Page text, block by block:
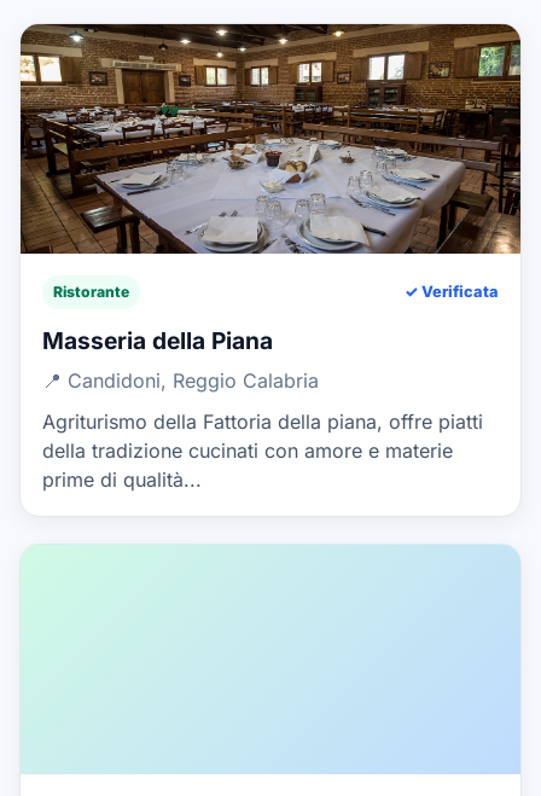
Ristorante ✓ Verificata
Masseria della Piana
📍 Candidoni, Reggio Calabria
Agriturismo della Fattoria della piana, offre piatti
della tradizione cucinati con amore e materie
prime di qualità...